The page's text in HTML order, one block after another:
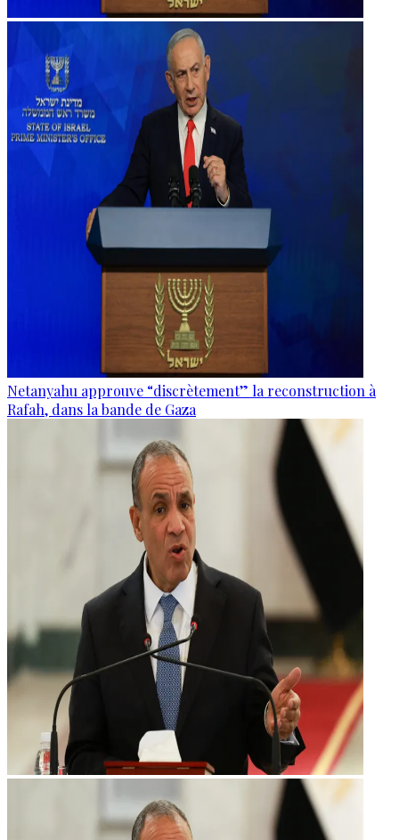
Netanyahu approuve “discrètement” la reconstruction à
Rafah, dans la bande de Gaza